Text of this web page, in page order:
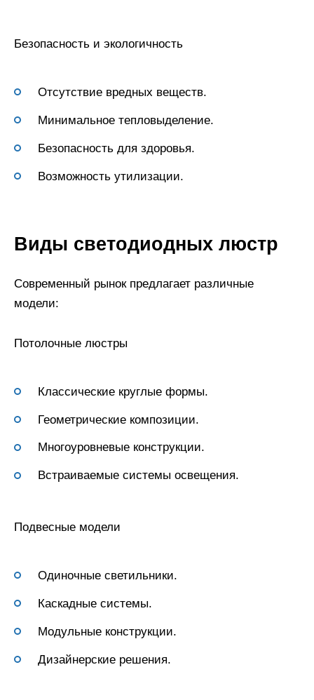
Безопасность и экологичность
Отсутствие вредных веществ.
Минимальное тепловыделение.
Безопасность для здоровья.
Возможность утилизации.
Виды светодиодных люстр
Современный рынок предлагает различные
модели:
Потолочные люстры
Классические круглые формы.
Геометрические композиции.
Многоуровневые конструкции.
Встраиваемые системы освещения.
Подвесные модели
Одиночные светильники.
Каскадные системы.
Модульные конструкции.
Дизайнерские решения.